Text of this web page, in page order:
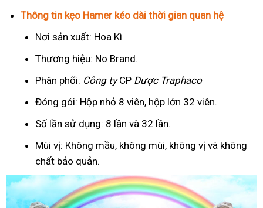
Thông tin kẹo Hamer kéo dài thời gian quan hệ
Nơi sản xuất: Hoa Kì
Thương hiệu: No Brand.
Phân phối: Công tyCP Dược Traphaco
Đóng gói: Hộp nhỏ 8 viên, hộp lớn 32 viên.
Số lần sử dụng: 8 lần và 32 lần.
Mùi vị: Không mầu, không mùi, không vị và không
chất bảo quản.